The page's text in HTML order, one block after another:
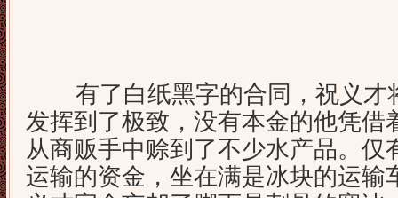
有了白纸黑字的合同，祝义才
发挥到了极致，没有本金的他凭借
从商贩手中赊到了不少水产品。仅
运输的资金，坐在满是冰块的运输